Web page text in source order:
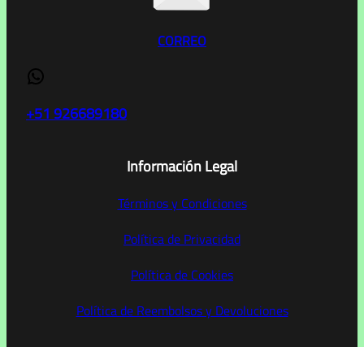
CORREO
WhatsApp
+51 926689180
Información Legal
Términos y Condiciones
Política de Privacidad
Política de Cookies
Política de Reembolsos y Devoluciones